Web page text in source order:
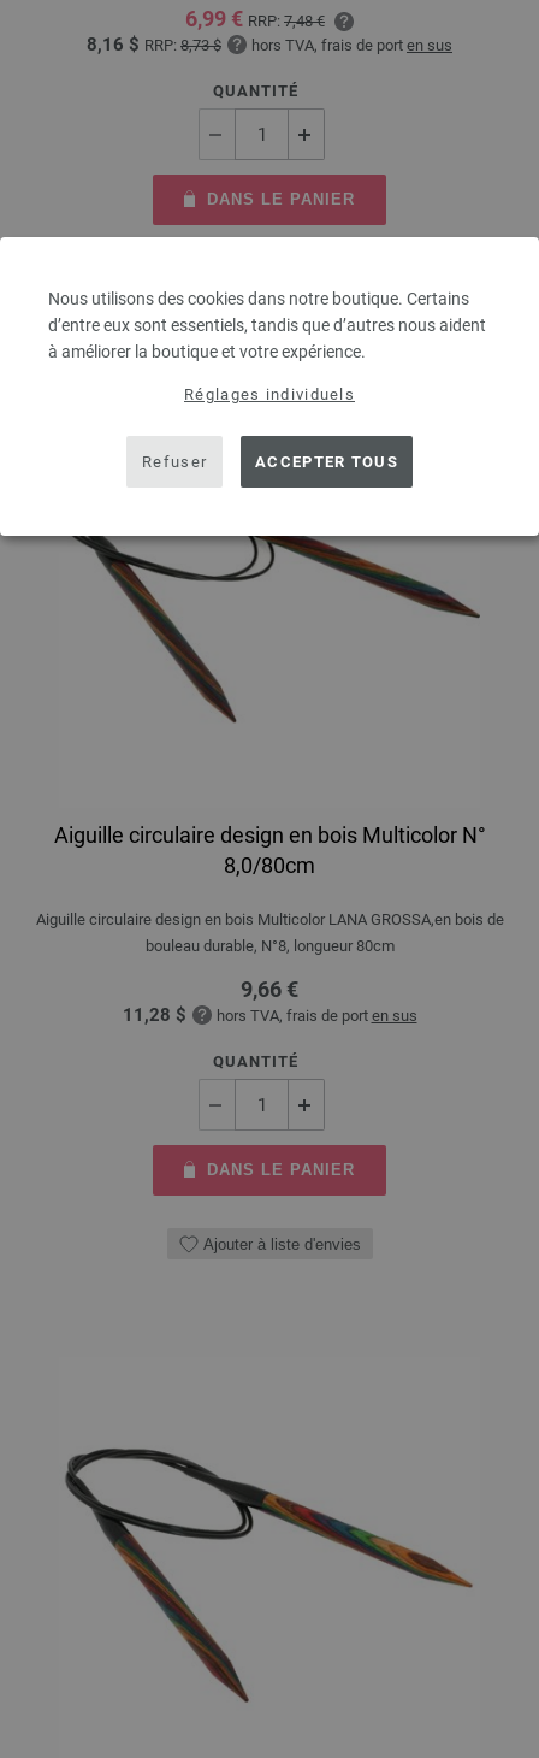
Nous utilisons des cookies dans notre boutique. Certains
d’entre eux sont essentiels, tandis que d’autres nous aident
à améliorer la boutique et votre expérience.
Réglages individuels
Refuser ACCEPTER TOUS
6,99 € RRP: 7,48 €
8,16 $ RRP: 8,73 $ hors TVA, frais de port en sus
QUANTITÉ
DANS LE PANIER
Aiguille circulaire design en bois Multicolor N°
8,0/80cm
Aiguille circulaire design en bois Multicolor LANA GROSSA,en bois de
bouleau durable, N°8, longueur 80cm
9,66 €
11,28 $ hors TVA, frais de port en sus
QUANTITÉ
DANS LE PANIER
Ajouter à liste d'envies